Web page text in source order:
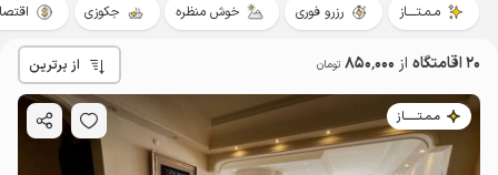
مـمـتــــاز رزرو فوری خوش منظره جکوزی
20 اقامتگاه از 850٬000 تومان از برترین
مـمـتــــــاز